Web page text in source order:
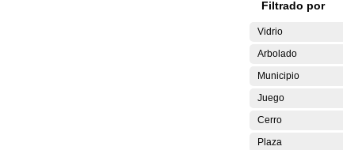
Filtrado por
Vidrio
Arbolado
Municipio
Juego
Cerro
Plaza